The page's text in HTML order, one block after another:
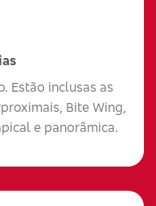
Estão inclusas as
Bite Wing,
e panorâmica.